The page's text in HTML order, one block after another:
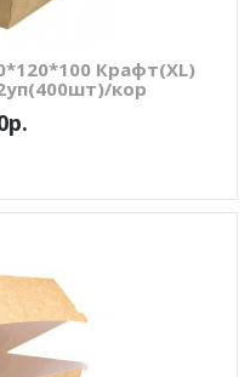
Крафт(XL)
кор